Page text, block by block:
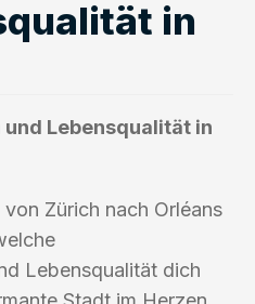
in
Lebensqualität in
Zürich nach Orléans
Lebensqualität dich